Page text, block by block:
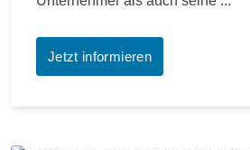
Jetzt informieren